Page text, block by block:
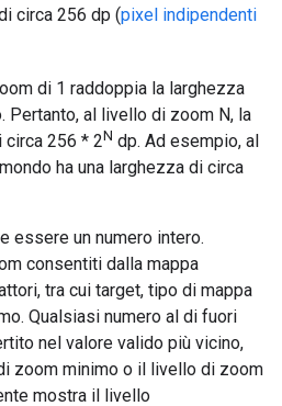
circa 256 dp (pixel indipendenti
di 1 raddoppia la larghezza
Pertanto, al livello di zoom N, la
circa 256 * 2N dp. Ad esempio, al
ha una larghezza di circa
essere un numero intero.
consentiti dalla mappa
tra cui target, tipo di mappa
Qualsiasi numero al di fuori
nel valore valido più vicino,
zoom minimo o il livello di zoom
mostra il livello